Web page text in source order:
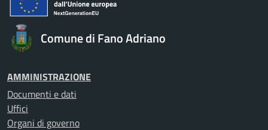
Comune di Fano Adriano
AMMINISTRAZIONE
Documenti e dati
Uffici
Organi di governo